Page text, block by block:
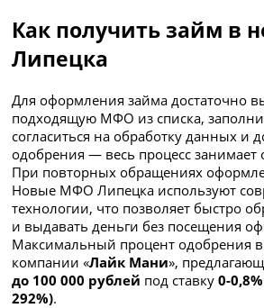
Как получить займ в
Липецка
Для оформления займа достаточно
подходящую МФО из списка,
согласиться на обработку данных и
одобрения — весь процесс занимает
При повторных обращениях
Новые МФО Липецка используют
технологии, что позволяет быстро
и выдавать деньги без посещения
Максимальный процент одобрения
компании «Лайк Мани»,
до 100 000 рублей под ставку0-
292%).